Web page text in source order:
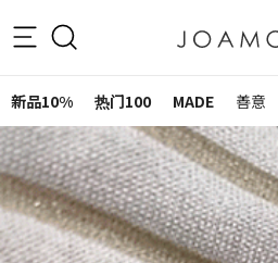
新品10% 热门100 MADE 善意